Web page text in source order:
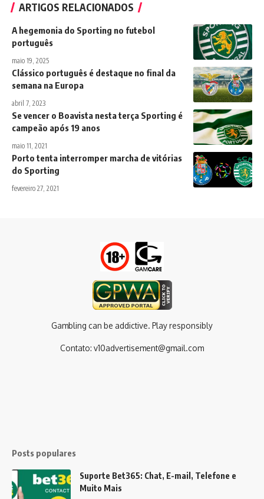
ARTIGOS RELACIONADOS
A hegemonia do Sporting no futebol
português
maio 19, 2025
Clássico português é destaque no final da
semana na Europa
abril 7, 2023
Se vencer o Boavista nesta terça Sporting é
campeão após 19 anos
maio 11, 2021
Porto tenta interromper marcha de vitórias
do Sporting
fevereiro 27, 2021
Gambling can be addictive. Play responsibly
Contato: v10advertisement@gmail.com
Posts populares
Suporte Bet365: Chat, E-mail, Telefone e
Muito Mais